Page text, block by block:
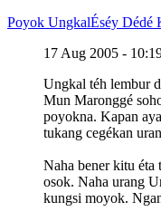
Poyok UngkalÉséy Dédé
17 Aug 2005 -
Ungkal téh lembur
Mun Maronggé
poyokna. Kapan
tukang cegékan
Naha bener kitu éta
osok. Naha urang
kungsi moyok.